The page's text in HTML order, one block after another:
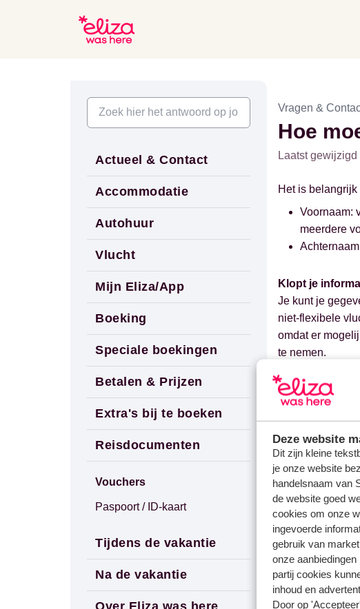
Deze website
Dit zijn kleine
je onze website
handelsnaam van
de website goed
cookies om onze
ingevoerde
gebruik van
onze
partij cookies
inhoud en
Door op
Actueel & Contact
Accommodatie
Autohuur
Vlucht
Mijn Eliza/App
Boeking
Speciale boekingen
Betalen & Prijzen
Extra's bij te boeken
Reisdocumenten
Vouchers
Paspoort / ID-kaart
Tijdens de vakantie
Na de vakantie
Over Eliza was here
Vragen &
Hoe
Laatst gewijzigd
Het is
Voornaam:
meerdere
Klopt je
Je kunt je
niet-flexibele
omdat er
te nemen.
Wil je
Vragen over
Wanneer krijg
Gerelateerde
Kan ik een
Kan ik een
Welke extra's
Vueling - hoe